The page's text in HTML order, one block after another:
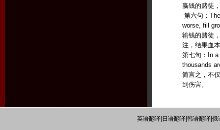
赢钱的赌徒
第六句：
worse, fill
输钱的赌徒
注，
第七句：In
thousands
简言之，不
到伤害。
英语翻译|日语翻译|韩语翻译|